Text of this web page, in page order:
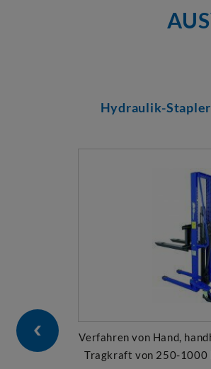
Hydraulik-
Verfahren von Hand,
Tragkraft von 250-1000